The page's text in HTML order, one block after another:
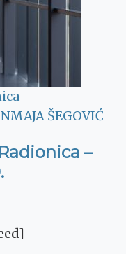
MAJA ŠEGOVIĆ
–